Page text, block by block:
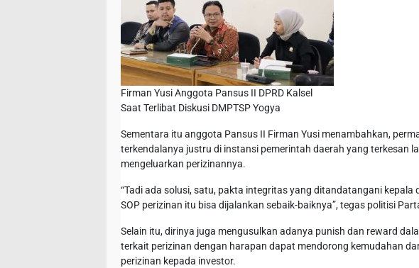
Firman Yusi Anggota Pansus II DPRD Kalsel
Saat Terlibat Diskusi DMPTSP Yogya
Sementara itu anggota Pansus II Firman Yusi menambahkan,
terkendalanya justru di instansi pemerintah daerah yang terkesan
mengeluarkan perizinannya.
“Tadi ada solusi, satu, pakta integritas yang ditandatangani kepala
SOP perizinan itu bisa dijalankan sebaik-baiknya”, tegas politisi
Selain itu, dirinya juga mengusulkan adanya punish dan reward
terkait perizinan dengan harapan dapat mendorong kemudahan
perizinan kepada investor.